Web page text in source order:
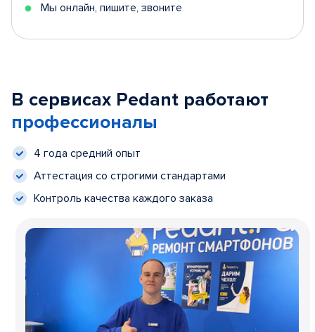
Мы онлайн, пишите, звоните
В сервисах Pedant работают
профессионалы
4 года средний опыт
Аттестация со строгими стандартами
Контроль качества каждого заказа